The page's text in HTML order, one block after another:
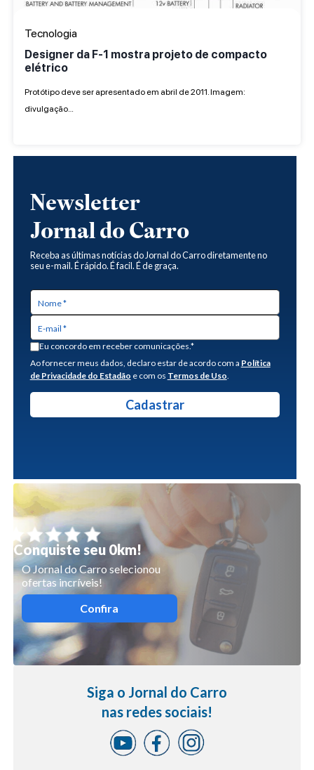
Tecnologia
Designer da F-1 mostra projeto de compacto
elétrico
Protótipo deve ser apresentado em abril de 2011. Imagem:
divulgação…
Newsletter
Jornal do Carro
Receba as últimas notícias do Jornal do Carro diretamente no
seu e-mail. É rápido. É facil. É de graça.
Eu concordo em receber comunicações.*
Ao fornecer meus dados, declaro estar de acordo com a Política
de Privacidade do Estadão e com os Termos de Uso.
Conquiste seu 0km!
O Jornal do Carro selecionou
ofertas incríveis!
Confira
Siga o Jornal do Carro
nas redes sociais!